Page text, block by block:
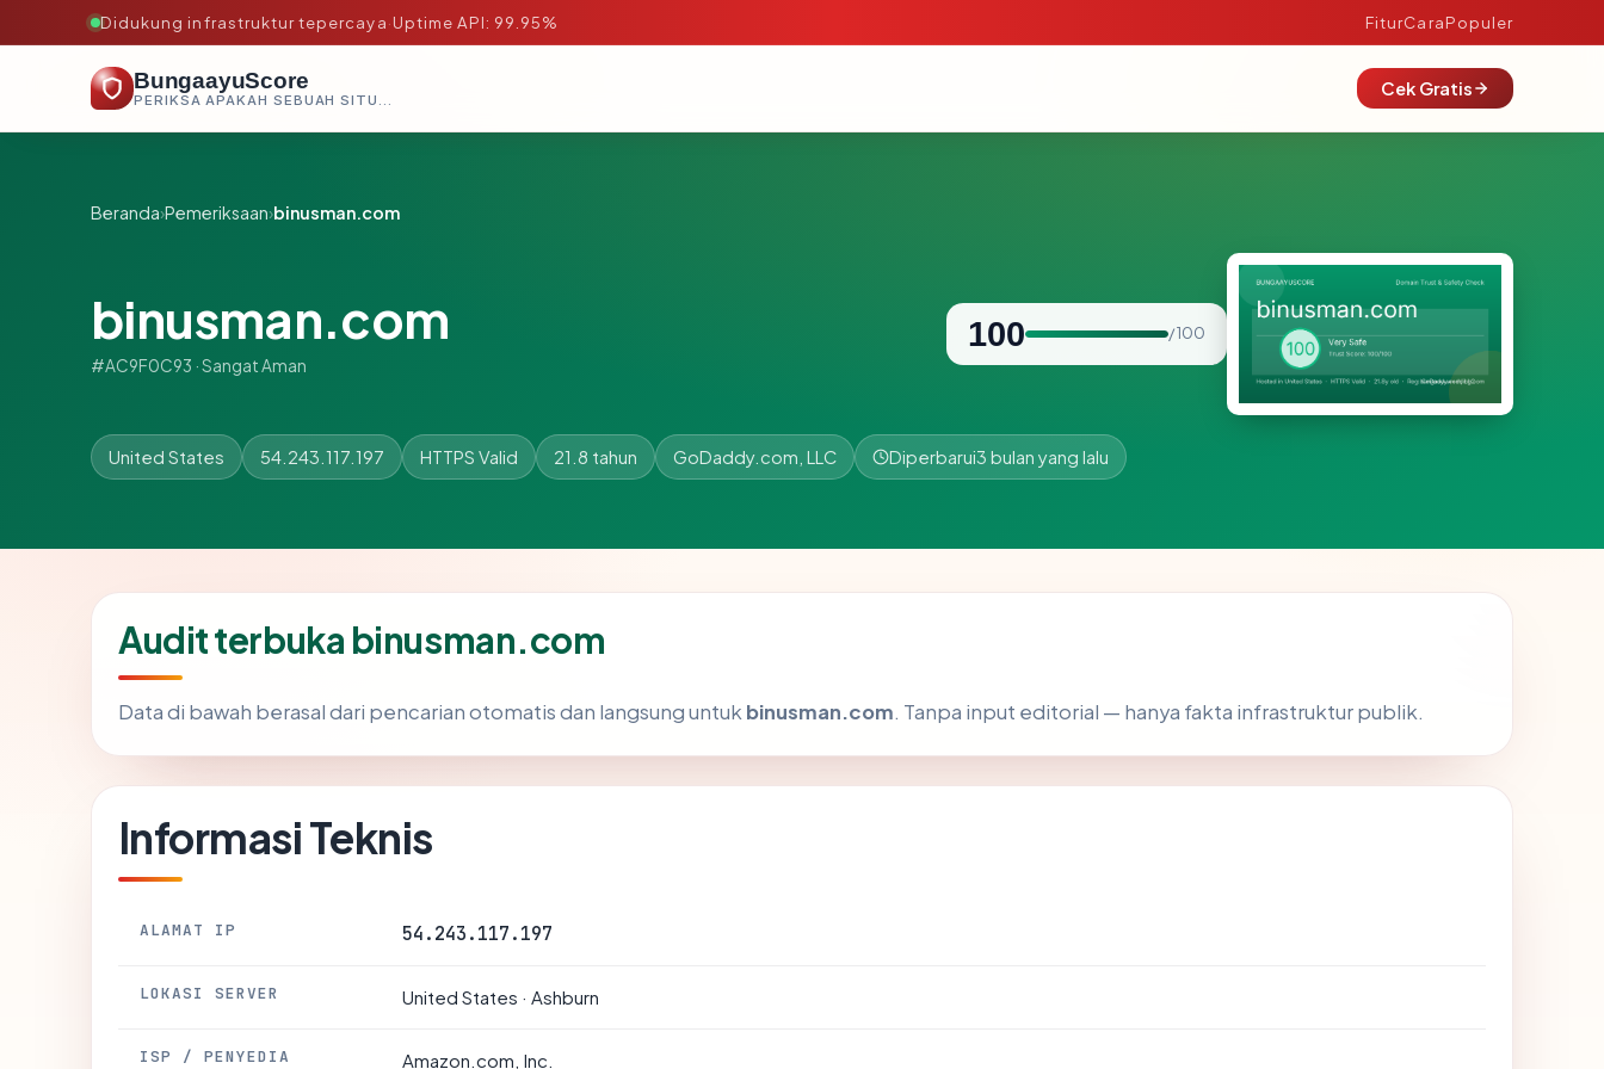
Didukung infrastruktur tepercaya·Uptime API: 99.95% FiturCaraPopuler
BungaayuScore
PERIKSA APAKAH SEBUAH SITUS AMAN, TEPERCAYA, DAN TERVERIFIKASI DALAM HITUNGAN DETIK.
Cek Gratis
Beranda›Pemeriksaan›binusman.com
binusman.com
#AC9F0C93 · Sangat Aman
100 / 100
United States 54.243.117.197 HTTPS Valid 21.8 tahun GoDaddy.com, LLC Diperbarui3 bulan yang lalu
Audit terbuka binusman.com
Data di bawah berasal dari pencarian otomatis dan langsung untuk binusman.com. Tanpa input editorial — hanya fakta infrastruktur publik.
Informasi Teknis
ALAMAT IP 54.243.117.197
LOKASI SERVER United States · Ashburn
ISP / PENYEDIA Amazon.com, Inc.